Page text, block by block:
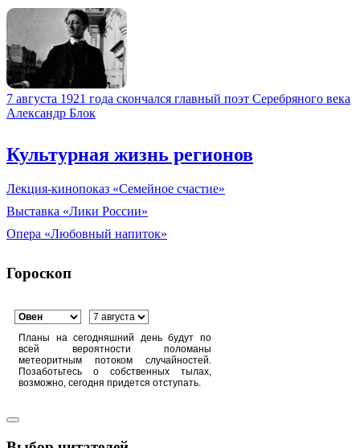
7 августа 1921 года скончался главный поэт Серебряного века
Александр Блок
Культурная жизнь регионов
Лекция-кинопоказ «Семейное счастие»
Выставка «Лики России»
Опера «Любовный напиток»
Гороскоп
Планы на сегодняшний день будут по
всей вероятности поломаны
метеоритным потоком случайностей.
Позаботьтесь о собственных тылах,
возможно, сегодня придется отступать.